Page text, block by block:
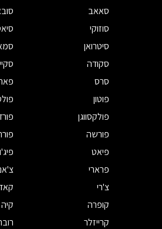
סאאב
סוזוקי
סיטרואן
סקודה
סרס
פוטון
פולקסווגן
פורשה
פיאט
פיג'ו
פרארי
צ'רי
קופרה
קיה
קרייזלר